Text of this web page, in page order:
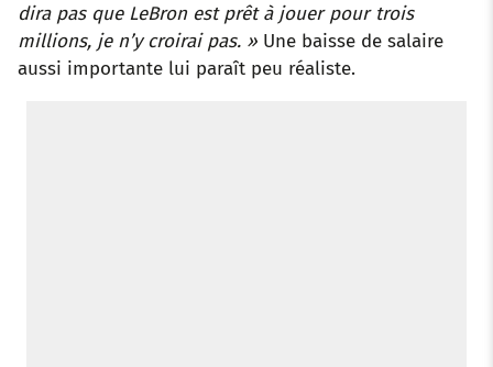
dira pas que LeBron est prêt à jouer pour trois
millions, je n’y croirai pas. » Une baisse de salaire
aussi importante lui paraît peu réaliste.